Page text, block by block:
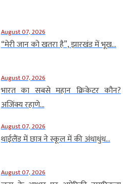
August 07, 2026
“मेरी जान को खतरा है”, झारखंड में भूख...
August 07, 2026
भारत का सबसे महान क्रिकेटर कौन?
अजिंक्य रहाणे...
August 07, 2026
थाईलैंड में छात्र ने स्कूल में की अंधाधुंध...
August 07, 2026